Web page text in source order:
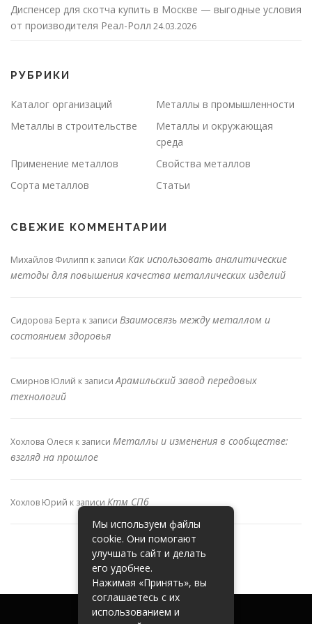
Диспенсер для скотча купить в Москве — выгодные условия
от производителя Реал-Ролл 24.03.2026
РУБРИКИ
Каталог организаций
Металлы в промышленности
Металлы в строительстве
Металлы и окружающая
среда
Применение металлов
Свойства металлов
Сорта металлов
Статьи
СВЕЖИЕ КОММЕНТАРИИ
Михайлов Филипп к записи Как использовать аналитические
методы для повышения качества металлических изделий
Сидорова Берта к записи Взаимосвязь между металлом и
состоянием здоровья
Смирнов Юлий к записиАрамильский завод передовых
технологий
Хохлова Олеся к записи Металлы и изменения в сообществе:
взгляд на прошлое
Хохлов Юрий к записи Ктм СПб
Мы используем файлы
cookie. Они помогают
улучшать сайт и делать
его удобнее.
Нажимая «Принять», вы
соглашаетесь с их
использованием и